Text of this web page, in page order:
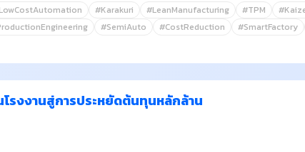
#Karakuri #LeanManufacturing #TPM
#SemiAuto #CostReduction #SmartFactory
รงงานสู่การประหยัดต้นทุนหลักล้าน